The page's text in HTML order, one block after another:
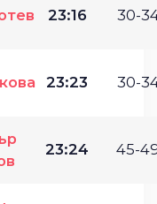
23:16 30-
23:23 30-
23:24 45-